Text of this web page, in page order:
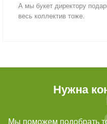
А мы букет директору
весь коллектив тоже.
Нужна
Мы поможем подобрать